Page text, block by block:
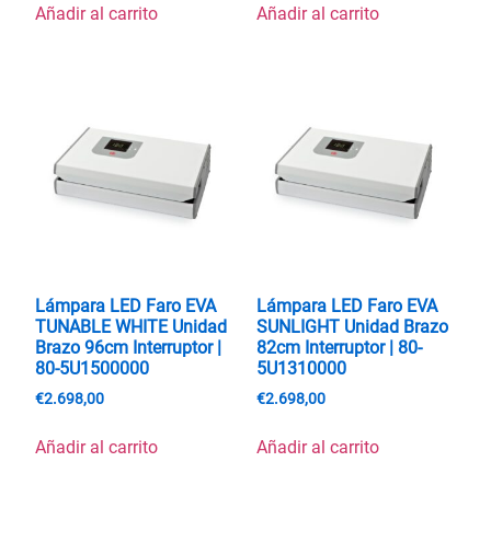
Añadir al carrito Añadir al carrito
Lámpara LED Faro EVA
TUNABLE WHITE Unidad
Brazo 96cm Interruptor |
80-5U1500000
€2.698,00
Añadir al carrito
Lámpara LED Faro EVA
SUNLIGHT Unidad Brazo
82cm Interruptor | 80-
5U1310000
€2.698,00
Añadir al carrito